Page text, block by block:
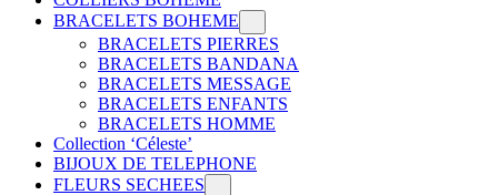
BRACELETS BOHEME
BRACELETS PIERRES
BRACELETS BANDANA
BRACELETS MESSAGE
BRACELETS ENFANTS
BRACELETS HOMME
Collection ‘Céleste’
BIJOUX DE TELEPHONE
FLEURS SECHEES